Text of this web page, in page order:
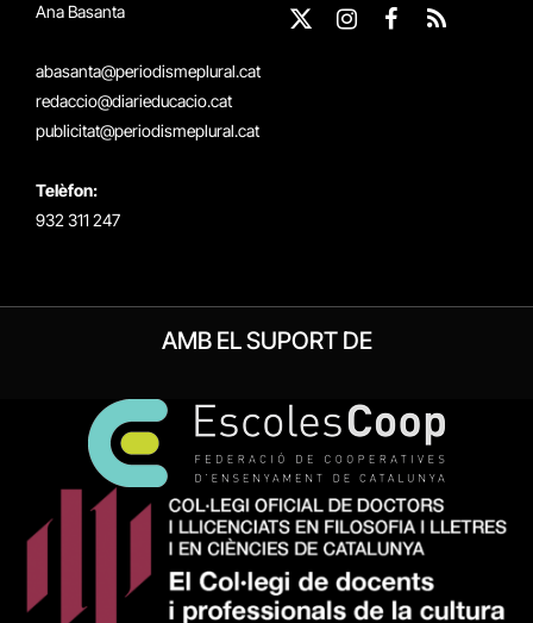
Ana Basanta
abasanta@periodismeplural.cat
redaccio@diarieducacio.cat
publicitat@periodismeplural.cat
Telèfon:
932 311 247
X
InstagramFacebook
RSS
AMB EL SUPORT DE